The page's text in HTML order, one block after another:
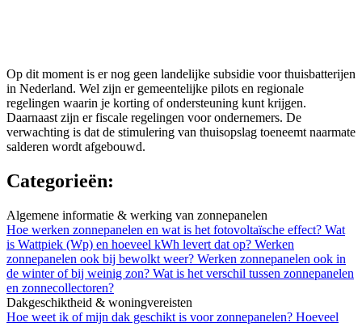
Op dit moment is er nog geen landelijke subsidie voor thuisbatterijen
in Nederland. Wel zijn er gemeentelijke pilots en regionale
regelingen waarin je korting of ondersteuning kunt krijgen.
Daarnaast zijn er fiscale regelingen voor ondernemers. De
verwachting is dat de stimulering van thuisopslag toeneemt naarmate
salderen wordt afgebouwd.
Categorieën:
Algemene informatie & werking van zonnepanelen
Hoe werken zonnepanelen en wat is het fotovoltaïsche effect? Wat
is Wattpiek (Wp) en hoeveel kWh levert dat op? Werken
zonnepanelen ook bij bewolkt weer? Werken zonnepanelen ook in
de winter of bij weinig zon? Wat is het verschil tussen zonnepanelen
en zonnecollectoren?
Dakgeschiktheid & woningvereisten
Hoe weet ik of mijn dak geschikt is voor zonnepanelen? Hoeveel